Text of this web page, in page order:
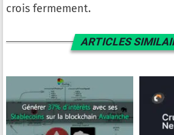
crois fermement.
ARTICLES